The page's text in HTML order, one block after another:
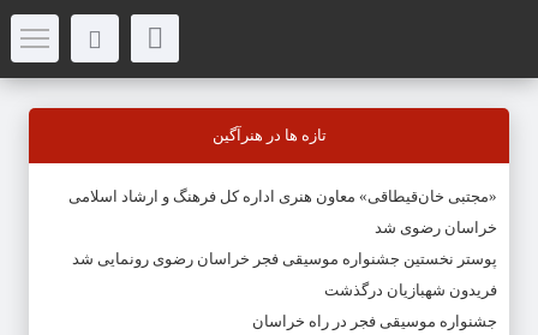
تازه ها در هنرآگین
«مجتبی خان‌قیطاقی» معاون هنری اداره کل فرهنگ و ارشاد اسلامی
خراسان رضوی شد
پوستر نخستین جشنواره موسیقی فجر خراسان رضوی رونمایی شد
فریدون شهبازیان درگذشت
جشنواره موسیقی فجر در راه خراسان